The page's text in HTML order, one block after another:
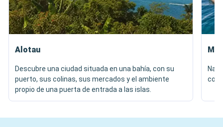
Alotau
Descubre una ciudad situada en una bahía, con su
puerto, sus colinas, sus mercados y el ambiente
propio de una puerta de entrada a las islas.